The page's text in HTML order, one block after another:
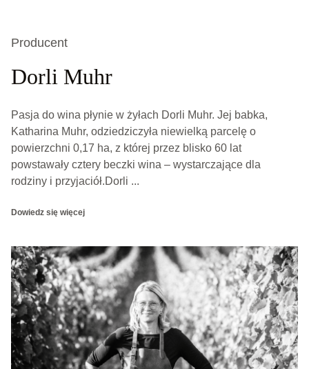
Producent
Dorli Muhr
Pasja do wina płynie w żyłach Dorli Muhr. Jej babka,
Katharina Muhr, odziedziczyła niewielką parcelę o
powierzchni 0,17 ha, z której przez blisko 60 lat
powstawały cztery beczki wina – wystarczające dla
rodziny i przyjaciół.Dorli ...
Dowiedz się więcej